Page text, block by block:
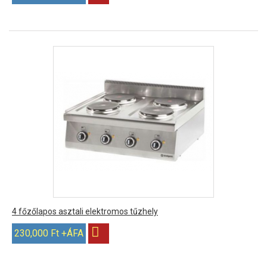
4 főzőlapos asztali elektromos tűzhely
230,000 Ft +ÁFA